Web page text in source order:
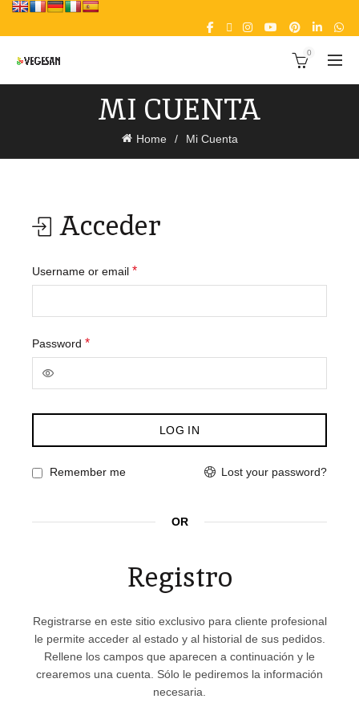
0
MI CUENTA
Home Mi Cuenta
Acceder
Username or email *Obligatorio
Password *Obligatorio
LOG IN
Lost your password?
Remember me
OR
Registro
Registrarse en este sitio exclusivo para cliente profesional
le permite acceder al estado y al historial de sus pedidos.
Rellene los campos que aparecen a continuación y le
crearemos una cuenta. Sólo le pediremos la información
necesaria.